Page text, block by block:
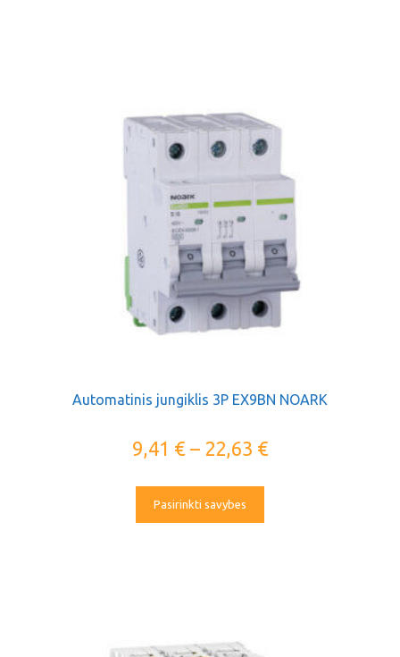
Automatinis jungiklis 3P EX9BN NOARK
9,41 €– 22,63 €
Pasirinkti savybes